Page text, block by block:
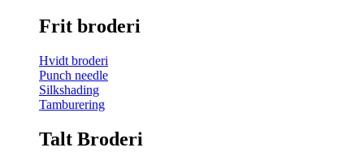
Frit broderi
Hvidt broderi
Punch needle
Silkshading
Tamburering
Talt Broderi